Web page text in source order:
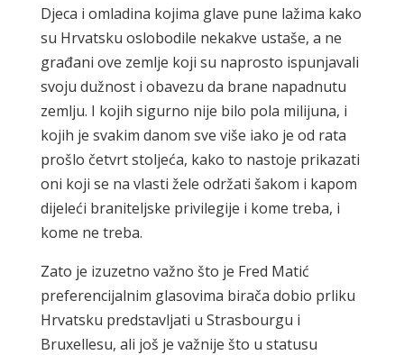
Djeca i omladina kojima glave pune lažima kako
su Hrvatsku oslobodile nekakve ustaše, a ne
građani ove zemlje koji su naprosto ispunjavali
svoju dužnost i obavezu da brane napadnutu
zemlju. I kojih sigurno nije bilo pola milijuna, i
kojih je svakim danom sve više iako je od rata
prošlo četvrt stoljeća, kako to nastoje prikazati
oni koji se na vlasti žele održati šakom i kapom
dijeleći braniteljske privilegije i kome treba, i
kome ne treba.
Zato je izuzetno važno što je Fred Matić
preferencijalnim glasovima birača dobio prliku
Hrvatsku predstavljati u Strasbourgu i
Bruxellesu, ali još je važnije što u statusu